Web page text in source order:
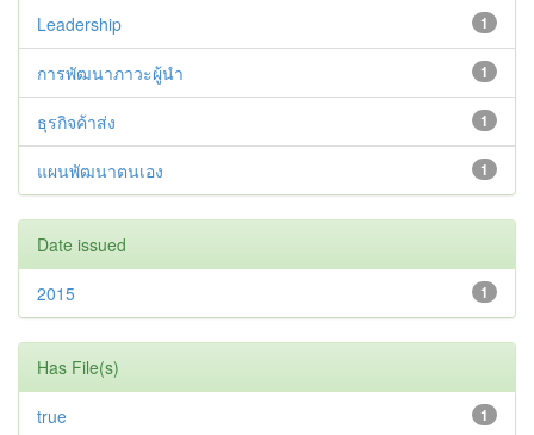
1
Leadership
1
การพัฒนาภาวะผู้นำ
1
ธุรกิจค้าส่ง
1
แผนพัฒนาตนเอง
Date issued
1
2015
Has File(s)
1
true